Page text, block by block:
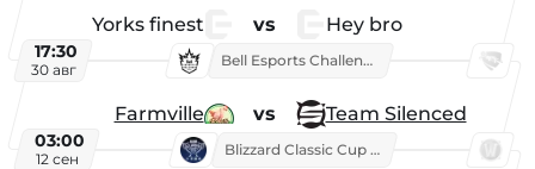
Yorks finest vs Hey bro
17:30
30 авг
Bell Esports Challenge 2026
Farmville vs Team Silenced
03:00
12 сен
Blizzard Classic Cup 2026